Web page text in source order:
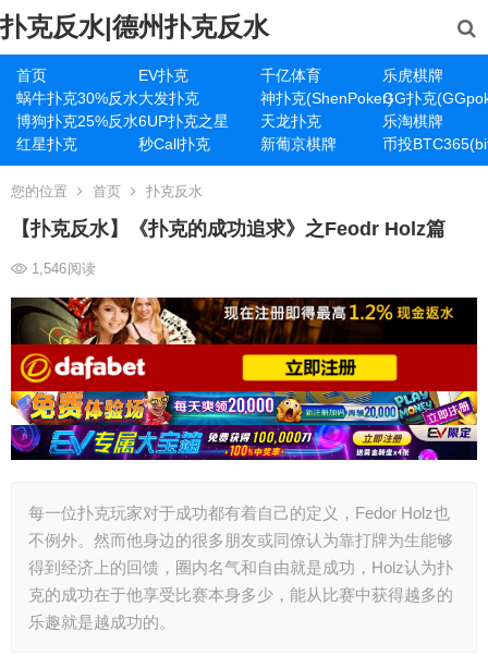
扑克反水|德州扑克反水
首页 EV扑克 千亿体育
乐虎棋牌
蜗牛扑克30%反水大发扑克 神扑克(ShenPoker)GG扑克
博狗扑克25%反水6UP扑克之星 天龙扑克
乐淘棋牌
红星扑克
秒Call扑克 新葡京棋牌 币投
您的位置 首页 扑克反水
【扑克反水】《扑克的成功追求》之Feodr Holz篇
1,546阅读
每一位扑克玩家对于成功都有着自己的定义，Fedor Holz也
不例外。然而他身边的很多朋友或同僚认为靠打牌为生能够
得到经济上的回馈，圈内名气和自由就是成功，Holz认为扑
克的成功在于他享受比赛本身多少，能从比赛中获得越多的
乐趣就是越成功的。